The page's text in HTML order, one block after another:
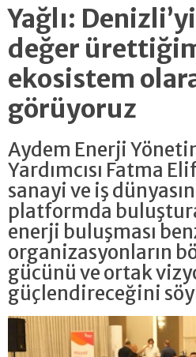
Yağlı:
değer
ekosistem
görüyoruz
Aydem Enerji
Yardımcısı Fatma
sanayi ve iş
platformda
enerji buluşması
organizasyonların
gücünü ve ortak
güçlendireceğini